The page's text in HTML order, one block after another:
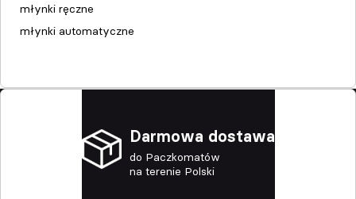
młynki ręczne
młynki automatyczne
Darmowa dostawa
do Paczkomatów
na terenie Polski